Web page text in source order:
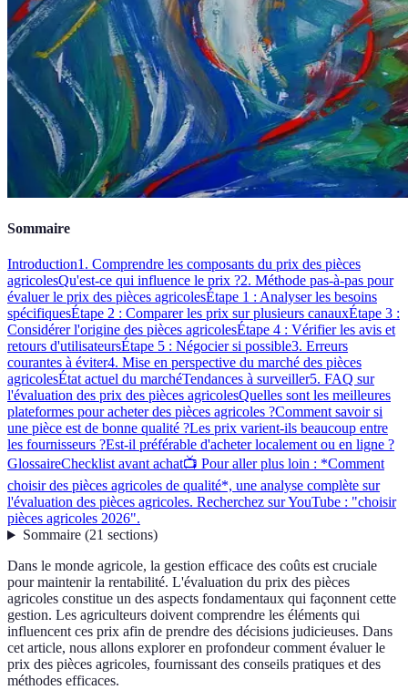
Sommaire
Introduction1. Comprendre les composants du prix des pièces
agricolesQu'est-ce qui influence le prix ?2. Méthode pas-à-pas pour
évaluer le prix des pièces agricolesÉtape 1 : Analyser les besoins
spécifiquesÉtape 2 : Comparer les prix sur plusieurs canauxÉtape 3 :
Considérer l'origine des pièces agricolesÉtape 4 : Vérifier les avis et
retours d'utilisateursÉtape 5 : Négocier si possible3. Erreurs
courantes à éviter4. Mise en perspective du marché des pièces
agricolesÉtat actuel du marchéTendances à surveiller5. FAQ sur
l'évaluation des prix des pièces agricolesQuelles sont les meilleures
plateformes pour acheter des pièces agricoles ?Comment savoir si
une pièce est de bonne qualité ?Les prix varient-ils beaucoup entre
les fournisseurs ?Est-il préférable d'acheter localement ou en ligne ?
GlossaireChecklist avant achat📺 Pour aller plus loin : *Comment
choisir des pièces agricoles de qualité*, une analyse complète sur
l'évaluation des pièces agricoles. Recherchez sur YouTube : "choisir
pièces agricoles 2026".
Sommaire(21 sections)
Dans le monde agricole, la gestion efficace des coûts est cruciale
pour maintenir la rentabilité. L'évaluation du prix des pièces
agricoles constitue un des aspects fondamentaux qui façonnent cette
gestion. Les agriculteurs doivent comprendre les éléments qui
influencent ces prix afin de prendre des décisions judicieuses. Dans
cet article, nous allons explorer en profondeur comment évaluer le
prix des pièces agricoles, fournissant des conseils pratiques et des
méthodes efficaces.